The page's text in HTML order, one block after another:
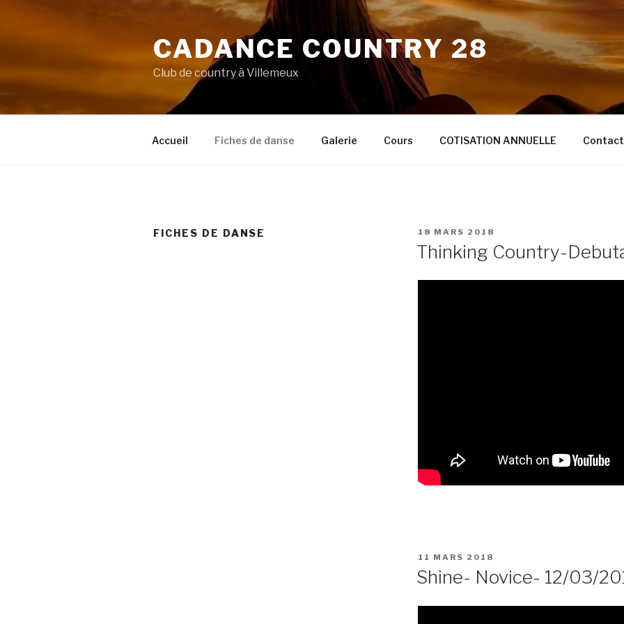
CADANCE COUNTRY 28
Club de country à Villemeux
Accueil Fiches de danse Galerie Cours COTISATION ANNUELLE Contact
FICHES DE DANSE
PUBLIÉ
18 MARS 2018
Thinking Country-
PUBLIÉ
11 MARS 2018
Shine- Novice- 12/03/